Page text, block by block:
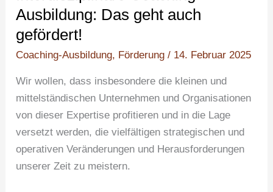
Ausbildung: Das geht auch
gefördert!
Coaching-Ausbildung, Förderung / 14. Februar 2025
Wir wollen, dass insbesondere die kleinen und
mittelständischen Unternehmen und Organisationen
von dieser Expertise profitieren und in die Lage
versetzt werden, die vielfältigen strategischen und
operativen Veränderungen und Herausforderungen
unserer Zeit zu meistern.